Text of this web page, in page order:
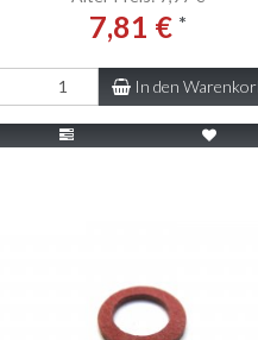
7,81 € *
In den